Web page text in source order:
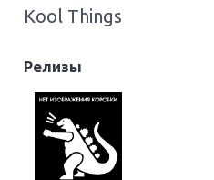
Kool Things
Релизы